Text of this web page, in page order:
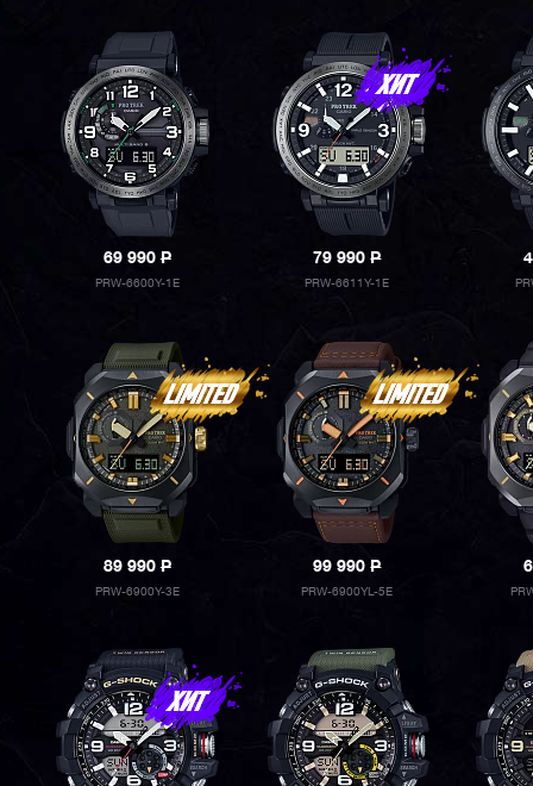
69 990P
PRW-6600Y-1E
79 990P
PRW-6611Y-1E
89 990P
PRW-6900Y-3E
99 990P
PRW-6900YL-5E